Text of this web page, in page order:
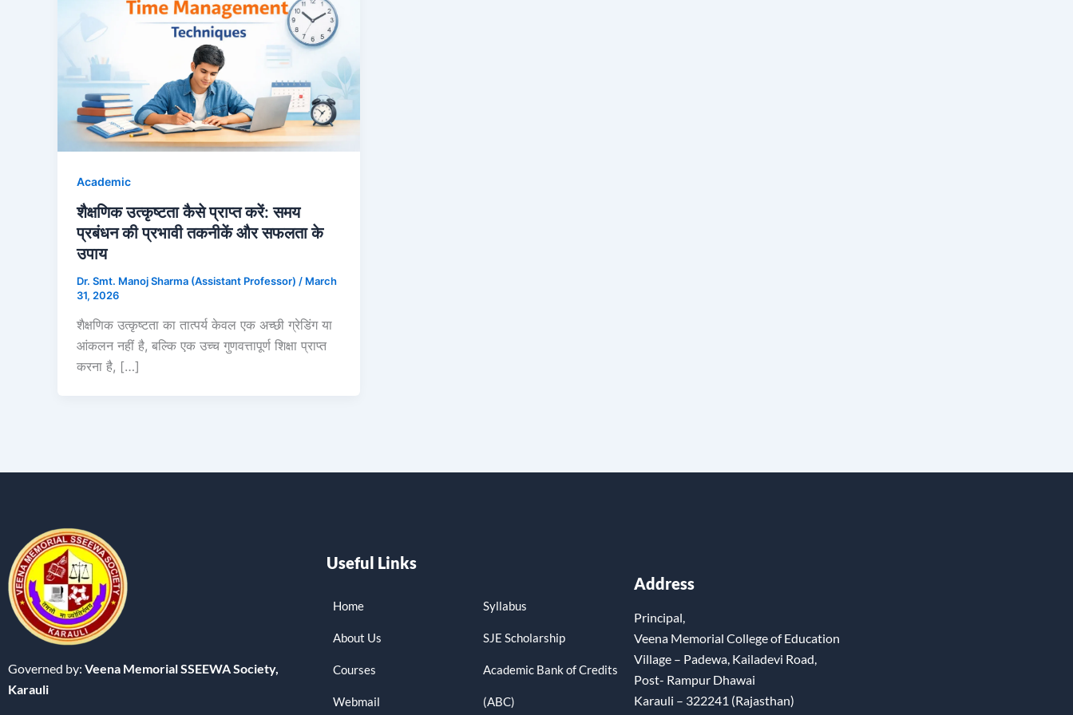
Academic
शैक्षणिक उत्कृष्टता कैसे प्राप्त करें: समय
प्रबंधन की प्रभावी तकनीकें और सफलता के
उपाय
Dr. Smt. Manoj Sharma (Assistant Professor) / March
31, 2026
शैक्षणिक उत्कृष्टता का तात्पर्य केवल एक अच्छी ग्रेडिंग या
आंकलन नहीं है, बल्कि एक उच्च गुणवत्तापूर्ण शिक्षा प्राप्त
करना है, […]
Governed by: Veena Memorial SSEEWA Society,
Karauli
Useful Links
Home
About Us
Courses
Webmail
Syllabus
SJE Scholarship
Academic Bank of Credits
(ABC)
Address
Principal,
Veena Memorial College of Education
Village – Padewa, Kailadevi Road,
Post- Rampur Dhawai
Karauli – 322241 (Rajasthan)